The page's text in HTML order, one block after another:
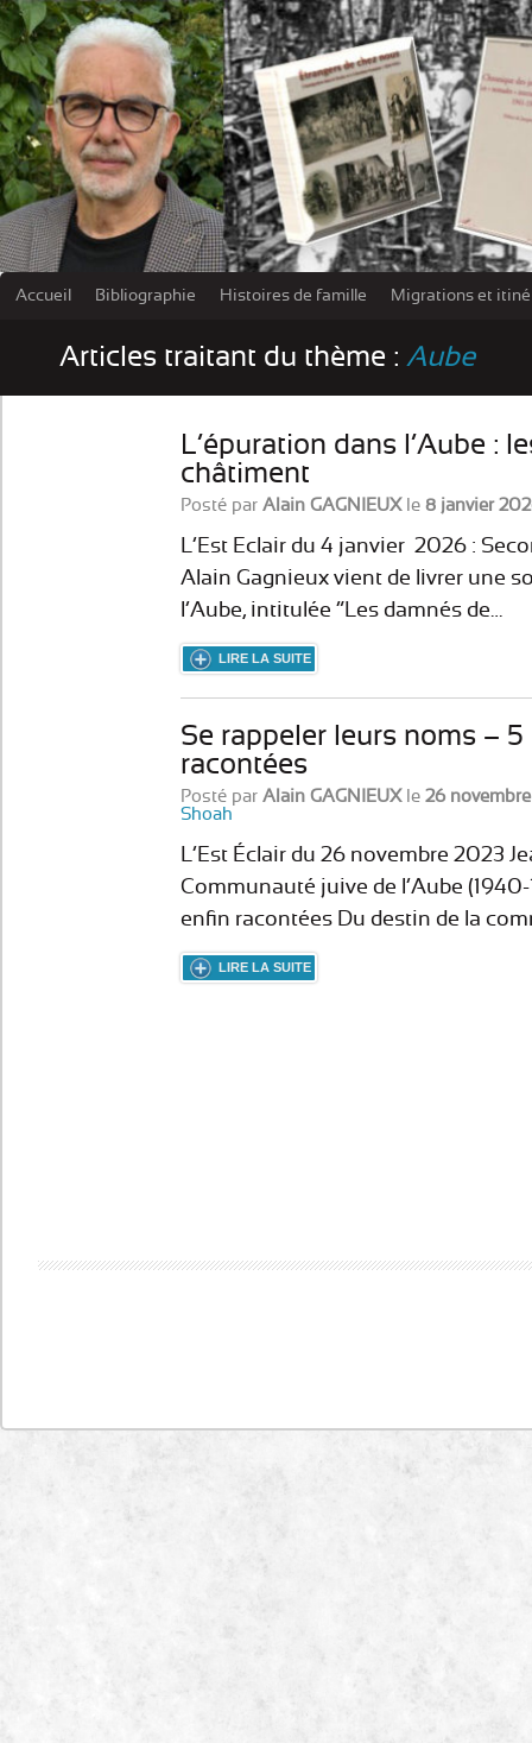
Accueil Bibliographie Histoires de famille Migrations et
Articles traitant du thème : Aube
L’épuration dans l’Aube :
châtiment
Posté par Alain GAGNIEUXle 8 janvier
L’Est Eclair du 4 janvier 2026 :
Alain Gagnieux vient de livrer une
l’Aube, intitulée “Les damnés de…
LIRE LA SUITE
Se rappeler leurs noms –
racontées
Posté par Alain GAGNIEUXle 26
Shoah
L’Est Éclair du 26 novembre 2023
Communauté juive de l’Aube
enfin racontées Du destin de la
LIRE LA SUITE